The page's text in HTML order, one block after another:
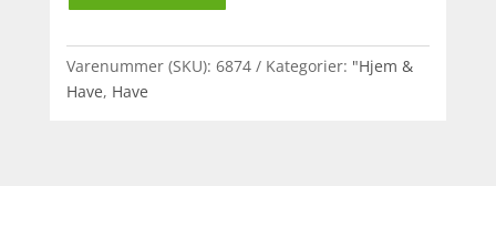
Varenummer (SKU): 6874 Kategorier: "Hjem &
Have, Have